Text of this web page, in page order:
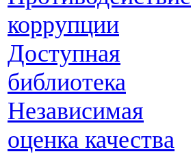
коррупции
Доступная
библиотека
Независимая
оценка качества